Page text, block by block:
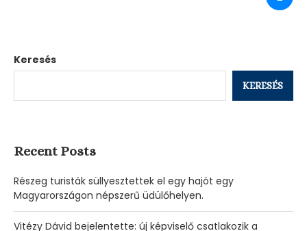
Keresés
KERESÉS
Recent Posts
Részeg turisták süllyesztettek el egy hajót egy
Magyarországon népszerű üdülőhelyen.
Vitézy Dávid bejelentette: új képviselő csatlakozik a